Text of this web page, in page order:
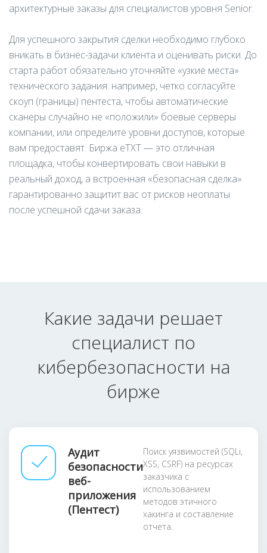
архитектурные заказы для специалистов уровня Senior.
Для успешного закрытия сделки необходимо глубоко
вникать в бизнес-задачи клиента и оценивать риски. До
старта работ обязательно уточняйте «узкие места»
технического задания: например, четко согласуйте
скоуп (границы) пентеста, чтобы автоматические
сканеры случайно не «положили» боевые серверы
компании, или определите уровни доступов, которые
вам предоставят. Биржа eTXT — это отличная
площадка, чтобы конвертировать свои навыки в
реальный доход, а встроенная «безопасная сделка»
гарантированно защитит вас от рисков неоплаты
после успешной сдачи заказа.
Какие задачи решает
специалист по
кибербезопасности на
бирже
Аудит
безопасности
веб-
приложения
(Пентест)
Поиск уязвимостей (SQLi,
XSS, CSRF) на ресурсах
заказчика с
использованием
методов этичного
хакинга и составление
отчета.